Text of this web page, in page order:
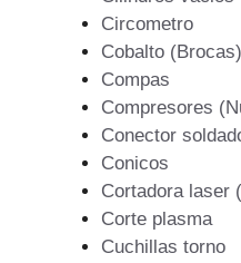
Circometro
Cobalto (Brocas)
Compas
Compresores
Conector
Conicos
Cortadora laser
Corte plasma
Cuchillas torno